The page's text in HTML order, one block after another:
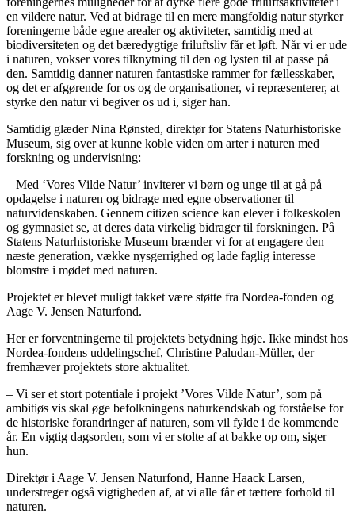
en vildere natur. Ved at bidrage til en mere mangfoldig natur styrker
foreningerne både egne arealer og aktiviteter, samtidig med at
biodiversiteten og det bæredygtige friluftsliv får et løft. Når vi er ude
i naturen, vokser vores tilknytning til den og lysten til at passe på
den. Samtidig danner naturen fantastiske rammer for fællesskaber,
og det er afgørende for os og de organisationer, vi repræsenterer, at
styrke den natur vi begiver os ud i, siger han.
Samtidig glæder Nina Rønsted, direktør for Statens Naturhistoriske
Museum, sig over at kunne koble viden om arter i naturen med
forskning og undervisning:
– Med ‘Vores Vilde Natur’ inviterer vi børn og unge til at gå på
opdagelse i naturen og bidrage med egne observationer til
naturvidenskaben. Gennem citizen science kan elever i folkeskolen
og gymnasiet se, at deres data virkelig bidrager til forskningen. På
Statens Naturhistoriske Museum brænder vi for at engagere den
næste generation, vække nysgerrighed og lade faglig interesse
blomstre i mødet med naturen.
Projektet er blevet muligt takket være støtte fra Nordea-fonden og
Aage V. Jensen Naturfond.
Her er forventningerne til projektets betydning høje. Ikke mindst hos
Nordea-fondens uddelingschef, Christine Paludan-Müller, der
fremhæver projektets store aktualitet.
– Vi ser et stort potentiale i projekt ’Vores Vilde Natur’, som på
ambitiøs vis skal øge befolkningens naturkendskab og forståelse for
de historiske forandringer af naturen, som vil fylde i de kommende
år. En vigtig dagsorden, som vi er stolte af at bakke op om, siger
hun.
Direktør i Aage V. Jensen Naturfond, Hanne Haack Larsen,
understreger også vigtigheden af, at vi alle får et tættere forhold til
naturen.